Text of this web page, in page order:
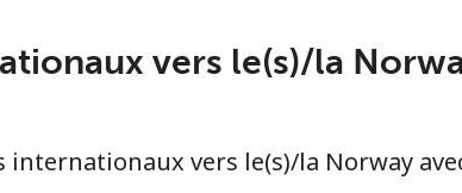
vers le(s)/la
vers le(s)/la Norway